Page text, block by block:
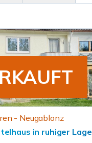
- Neugablonz
in ruhiger Lage